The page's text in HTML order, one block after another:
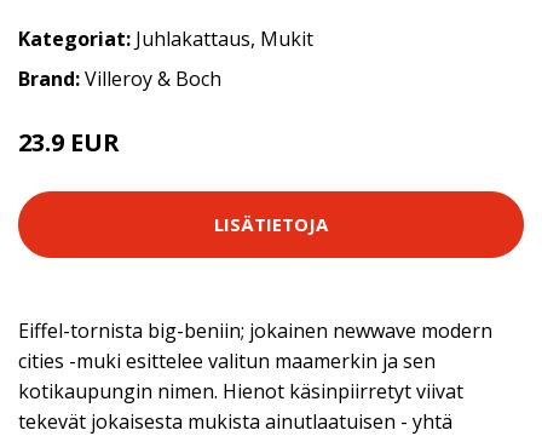
Kategoriat: Juhlakattaus, Mukit
Brand:Villeroy & Boch
23.9 EUR
LISÄTIETOJA
Eiffel-tornista big-beniin; jokainen newwave modern
cities -muki esittelee valitun maamerkin ja sen
kotikaupungin nimen. Hienot käsinpiirretyt viivat
tekevät jokaisesta mukista ainutlaatuisen - yhtä